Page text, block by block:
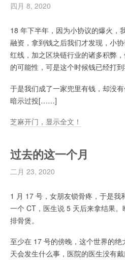
四月 8, 2020
18 年下半年，因为小协议的爆火，
融资，拿到钱之后我们才发现，小
红线，加之区块链行业的诸多积弊
的可能性，可是这个时候钱已经打到
于是我们成了一家兜里有钱，却没
暗示过投[……]
芝麻开门，显示全文！
过去的这一个月
二月 23, 2020
1 月 17 号，女朋友锁骨疼，于是我
一个 CT，医生说 5 天后来拿结果
排骨煲。
至少在 17 号的傍晚，这个世界的
天会发生什么事，医院的医生没有